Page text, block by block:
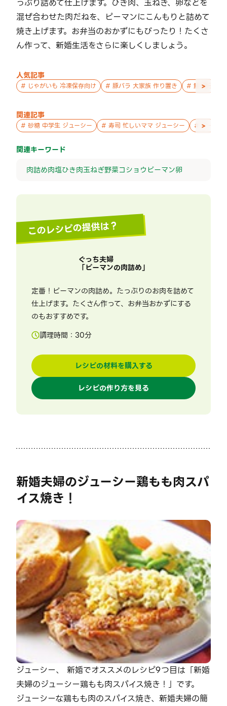
っぷり詰めて仕上げます。ひき肉、玉ねぎ、卵などを
混ぜ合わせた肉だねを、ピーマンにこんもりと詰めて
焼き上げます。お弁当のおかずにもぴったり！たくさ
ん作って、新婚生活をさらに楽しくしましょう。
人気記事
# じゃがいも 冷凍保存向け # 豚バラ 大家族 作り置き # 鮭 親子 作
>
関連記事
# 砂糖 中学生 ジューシー # 寿司 忙しいママ ジューシー # チーズ
>
関連キーワード
肉詰め肉塩ひき肉玉ねぎ野菜コショウピーマン卵
このレシピの提供は？
ぐっち夫婦
「ピーマンの肉詰め」
定番！ピーマンの肉詰め。たっぷりのお肉を詰めて
仕上げます。たくさん作って、お弁当おかずにする
のもおすすめです。
調理時間： 30分
レシピの材料を購入する
レシピの作り方を見る
新婚夫婦のジューシー鶏もも肉スパ
イス焼き！
ジューシー、 新婚でオススメのレシピ9つ目は「新婚
夫婦のジューシー鶏もも肉スパイス焼き！」です。
ジューシーな鶏もも肉のスパイス焼き、新婚夫婦の簡